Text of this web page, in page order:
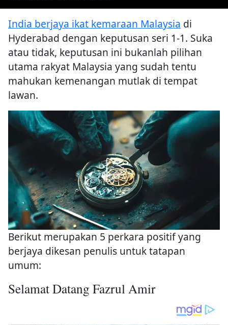
India berjaya ikat kemaraan Malaysia di
Hyderabad dengan keputusan seri 1-1. Suka
atau tidak, keputusan ini bukanlah pilihan
utama rakyat Malaysia yang sudah tentu
mahukan kemenangan mutlak di tempat
lawan.
Berikut merupakan 5 perkara positif yang
berjaya dikesan penulis untuk tatapan
umum:
Selamat Datang Fazrul Amir